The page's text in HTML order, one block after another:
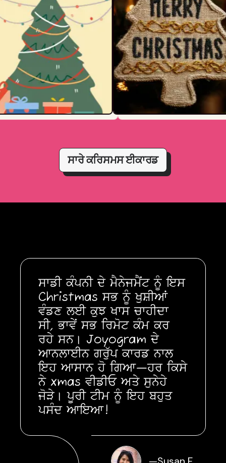
ਸਾਰੇ ਕਰਿਸਮਸ ਈਕਾਰਡ
ਸਾਡੀ ਕੰਪਨੀ ਦੇ ਮੈਨੇਜਮੈਂਟ ਨੂੰ ਇਸ
Christmas ਸਭ ਨੂੰ ਖੁਸ਼ੀਆਂ
ਵੰਡਣ ਲਈ ਕੁਝ ਖਾਸ ਚਾਹੀਦਾ
ਸੀ, ਭਾਵੇਂ ਸਭ ਰਿਮੋਟ ਕੰਮ ਕਰ
ਰਹੇ ਸਨ। Joyogram ਦੇ
ਆਨਲਾਈਨ ਗਰੁੱਪ ਕਾਰਡ ਨਾਲ
ਇਹ ਆਸਾਨ ਹੋ ਗਿਆ—ਹਰ ਕਿਸੇ
ਨੇ xmas ਵੀਡੀਓ ਅਤੇ ਸੁਨੇਹੇ
ਜੋੜੇ। ਪੂਰੀ ਟੀਮ ਨੂੰ ਇਹ ਬਹੁਤ
ਪਸੰਦ ਆਇਆ!